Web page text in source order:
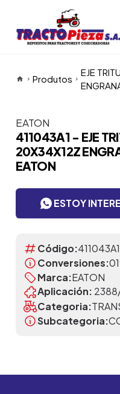
Produtos
EJE
Itens da Galeria
EATON
411043A1 - EJE
20X34X12Z
EATON
ESTOY
Código:411043A1
Conversiones:
Marca:EATON
Aplicación:
Categoria:
Subcategoria: